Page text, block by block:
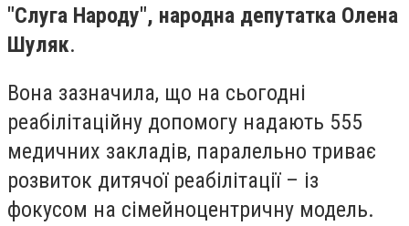
"Слуга Народу", народна депутатка Олена
Шуляк.
Вона зазначила, що на сьогодні
реабілітаційну допомогу надають 555
медичних закладів, паралельно триває
розвиток дитячої реабілітації – із
фокусом на сімейноцентричну модель.